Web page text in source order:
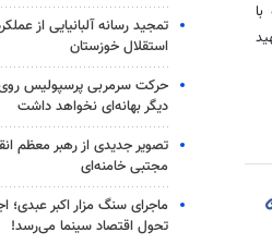
با
تمجید رسانه آلبانیایی از
استقلال خوزستان
حرکت سرمربی پرسپولیس روی
دیگر بهانه‌ای نخواهد داشت
تصویر جدیدی از رهبر معظم
مجتبی خامنه‌ای
ماجرای سنگ مزار اکبر عبدی؛
تحول اقتصاد سینما می‌رسد!